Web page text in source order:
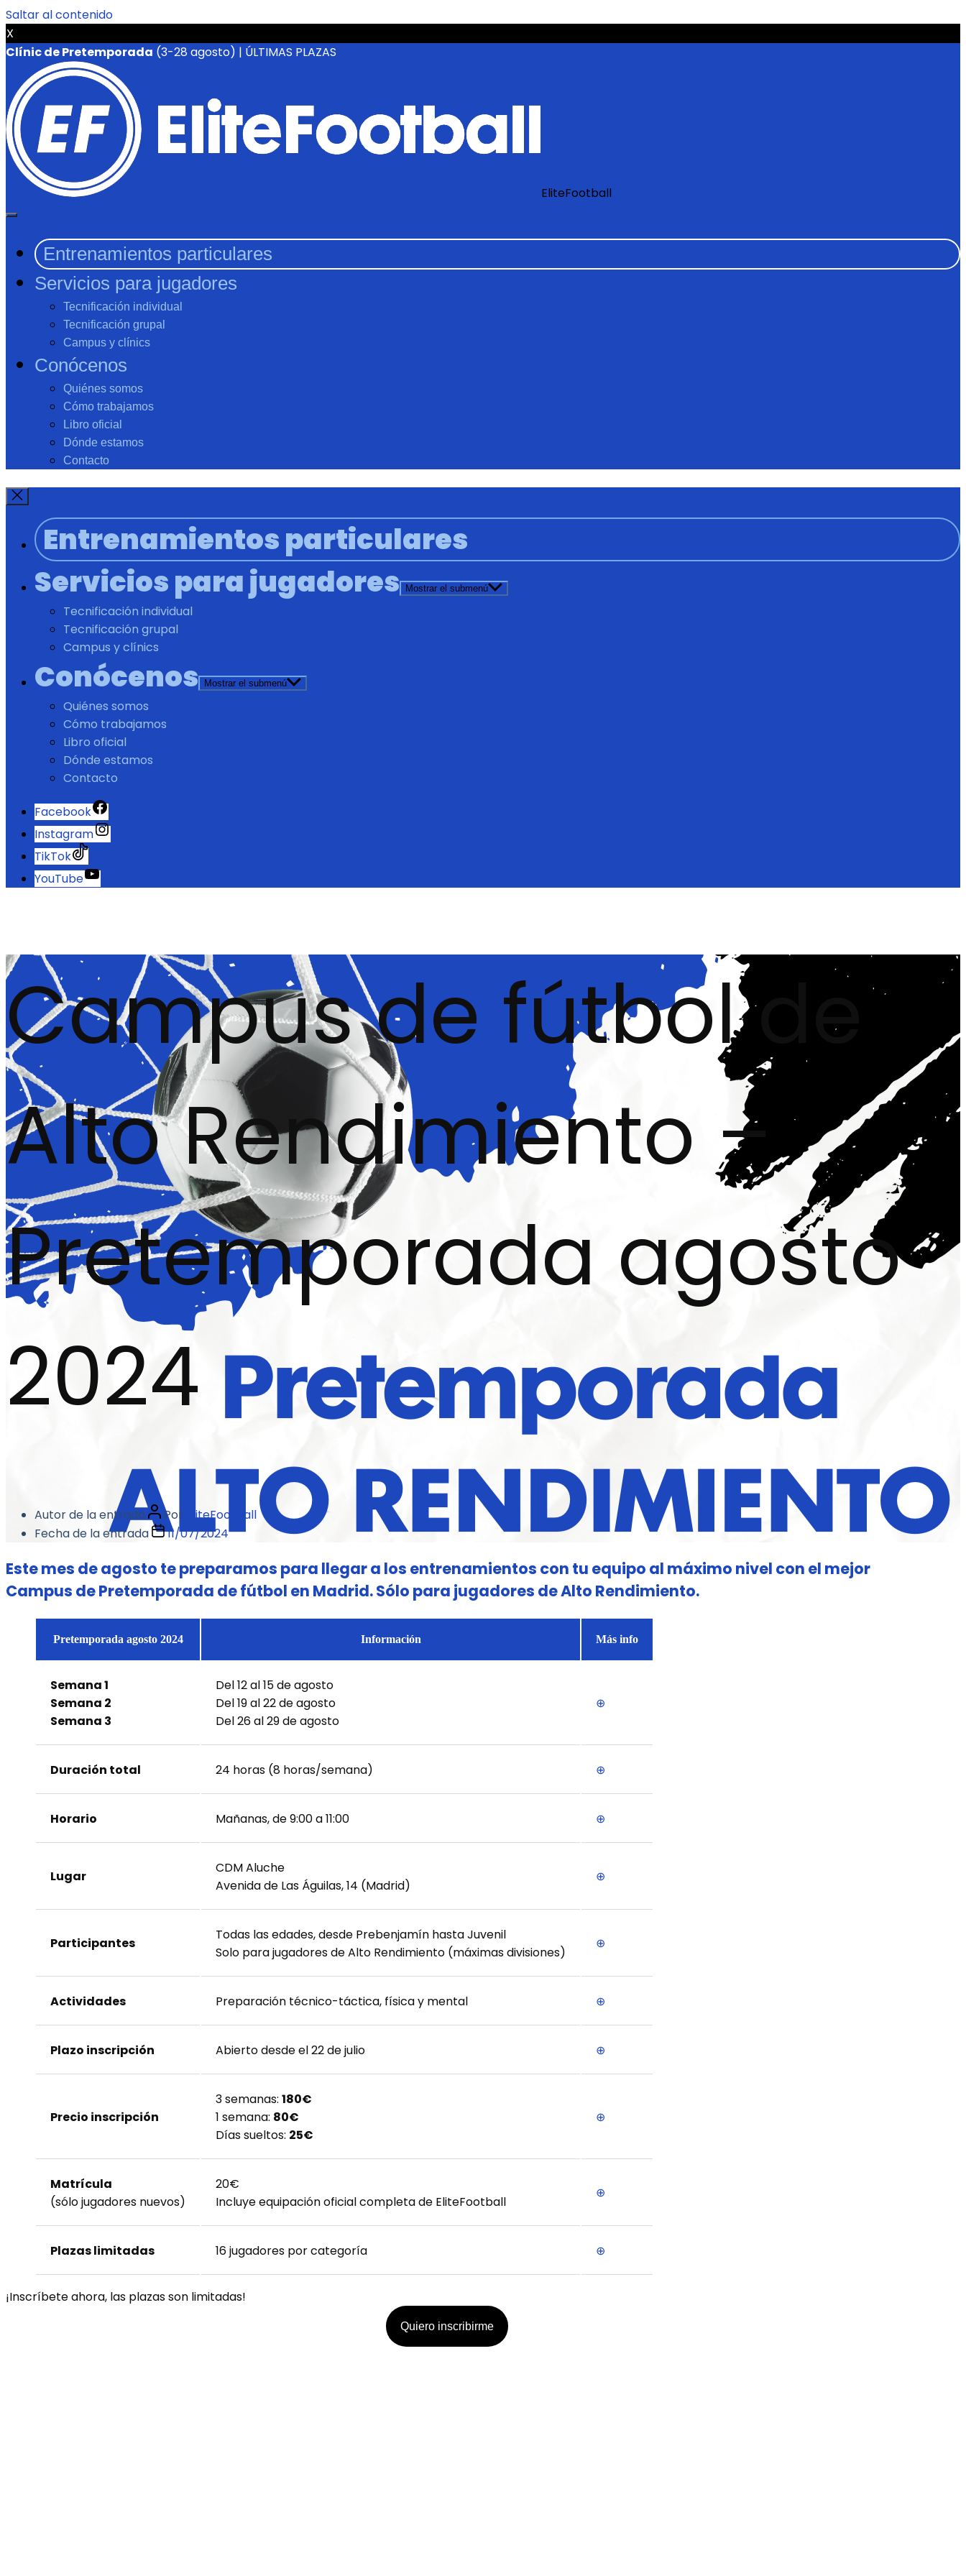
Saltar al contenido
X
Clínic de Pretemporada (3-28 agosto) | ÚLTIMAS PLAZAS
EliteFootball
Entrenamientos particulares
Servicios para jugadores
Tecnificación individual
Tecnificación grupal
Campus y clínics
Conócenos
Quiénes somos
Cómo trabajamos
Libro oficial
Dónde estamos
Contacto
Entrenamientos particulares
Servicios para jugadores
Mostrar el submenú
Tecnificación individual
Tecnificación grupal
Campus y clínics
Conócenos Mostrar el submenú
Quiénes somos
Cómo trabajamos
Libro oficial
Dónde estamos
Contacto
Facebook
Instagram
TikTok
YouTube
Campus de fútbol de
Alto Rendimiento –
Pretemporada agosto
2024
Autor de la entrada Por
EliteFootball
Fecha de la entrada
11/07/2024
Este mes de agosto te preparamos para llegar a los entrenamientos con tu equipo al máximo nivel con el mejor
Campus de Pretemporada de fútbol en Madrid. Sólo para jugadores de Alto Rendimiento.
Pretemporada agosto 2024 Información Más info
Semana 1
Semana 2
Semana 3
Del 12 al 15 de agosto
Del 19 al 22 de agosto
Del 26 al 29 de agosto
⊕
Duración total 24 horas (8 horas/semana) ⊕
Horario Mañanas, de 9:00 a 11:00 ⊕
Lugar
CDM Aluche
Avenida de Las Águilas, 14 (Madrid)
⊕
Participantes
Todas las edades, desde Prebenjamín hasta Juvenil
Solo para jugadores de Alto Rendimiento (máximas divisiones)
⊕
Actividades Preparación técnico-táctica, física y mental ⊕
Plazo inscripción Abierto desde el 22 de julio ⊕
Precio inscripción
3 semanas: 180€
1 semana: 80€
Días sueltos: 25€
⊕
Matrícula
(sólo jugadores nuevos)
20€
Incluye equipación oficial completa de EliteFootball
⊕
Plazas limitadas 16 jugadores por categoría ⊕
¡Inscríbete ahora, las plazas son limitadas!
Quiero inscribirme